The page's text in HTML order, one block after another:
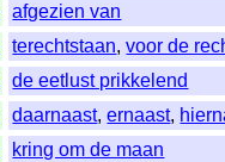
afgezien van
terechtstaan,voor de
de eetlust prikkelend
daarnaast,ernaast,
kring om de maan